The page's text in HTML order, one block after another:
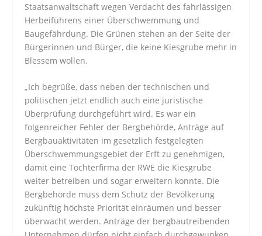
Staatsanwaltschaft wegen Verdacht des fahrlässigen
Herbeiführens einer Überschwemmung und
Baugefährdung. Die Grünen stehen an der Seite der
Bürgerinnen und Bürger, die keine Kiesgrube mehr in
Blessem wollen.
„Ich begrüße, dass neben der technischen und
politischen jetzt endlich auch eine juristische
Überprüfung durchgeführt wird. Es war ein
folgenreicher Fehler der Bergbehörde, Anträge auf
Bergbauaktivitäten im gesetzlich festgelegten
Überschwemmungsgebiet der Erft zu genehmigen,
damit eine Tochterfirma der RWE die Kiesgrube
weiter betreiben und sogar erweitern konnte. Die
Bergbehörde muss dem Schutz der Bevölkerung
zukünftig höchste Priorität einräumen und besser
überwacht werden. Anträge der bergbautreibenden